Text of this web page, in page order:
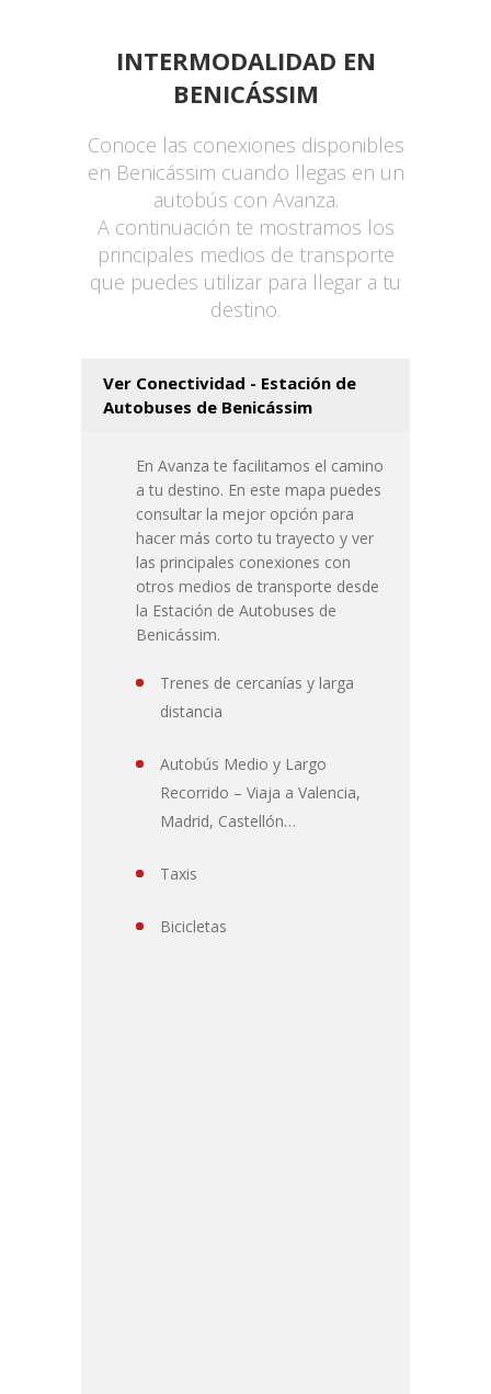
INTERMODALIDAD EN
BENICÁSSIM
Conoce las conexiones disponibles
en Benicássim cuando llegas en un
autobús con Avanza.
A continuación te mostramos los
principales medios de transporte
que puedes utilizar para llegar a tu
destino.
Ver Conectividad - Estación de
Autobuses de Benicássim
En Avanza te facilitamos el camino
a tu destino. En este mapa puedes
consultar la mejor opción para
hacer más corto tu trayecto y ver
las principales conexiones con
otros medios de transporte desde
la Estación de Autobuses de
Benicássim.
Trenes de cercanías y larga
distancia
Autobús Medio y Largo
Recorrido – Viaja a Valencia,
Madrid, Castellón…
Taxis
Bicicletas